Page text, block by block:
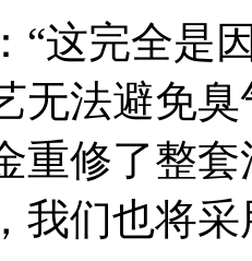
“这完全是
无法避免
重修了整
我们也将